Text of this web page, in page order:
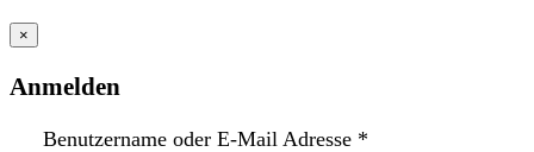
×
Anmelden
Benutzername oder E-Mail Adresse *